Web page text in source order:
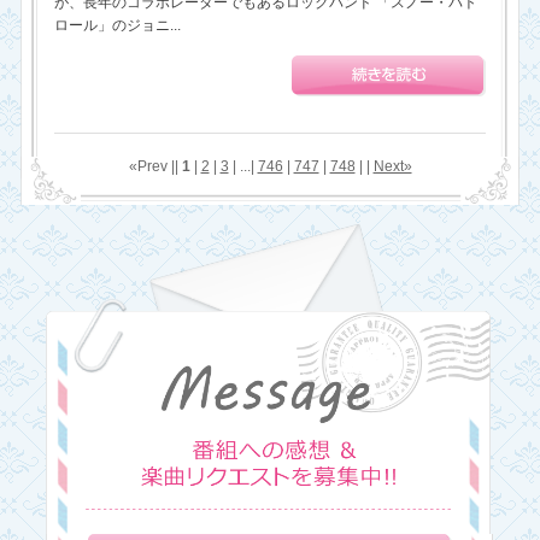
ロール」のジョニ...
«Prev || 1| 2 3 | ...| 746 747 748 Next»